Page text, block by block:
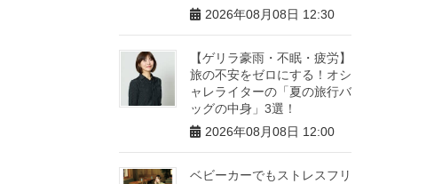
2026年08月08日 12:30
【ゲリラ豪雨・不眠・疲労】
旅の不安をゼロにする！オシ
ャレライターの「夏の旅行バ
ッグの中身」3選！
2026年08月08日 12:00
ベビーカーでもストレスフリ